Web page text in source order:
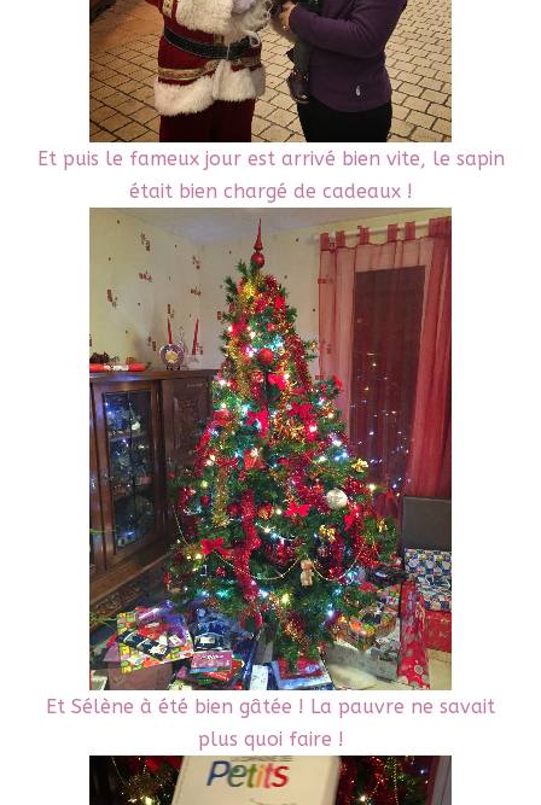
Et puis le fameux jour est arrivé bien vite, le sapin
était bien chargé de cadeaux !
Et Sélène à été bien gâtée ! La pauvre ne savait
plus quoi faire !